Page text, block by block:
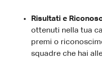
Risultati e
ottenuti nella tua
premi o
squadre che hai